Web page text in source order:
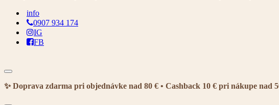
info
0907 934 174
IG
FB
Menu
navigácie
✨ Doprava zdarma pri objednávke nad 80 € • Cashback 10 € pri nákupe nad